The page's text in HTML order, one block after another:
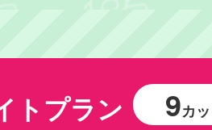
トプラン 9カ